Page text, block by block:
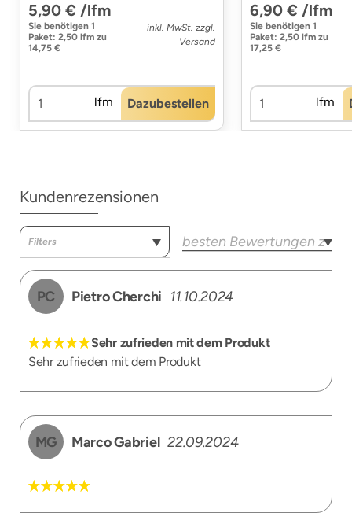
5,90 € /lfm
Sie benötigen 1
Paket: 2,50 lfm zu
14,75 €
inkl. MwSt. zzgl.
Versand
lfm Dazubestellen
6,90 € /lfm
Sie benötigen 1
Paket: 2,50 lfm zu
17,25 €
lfm
Kundenrezensionen
PC Pietro Cherchi 11.10.2024
Sehr zufrieden mit dem Produkt
Sehr zufrieden mit dem Produkt
MG Marco Gabriel 22.09.2024